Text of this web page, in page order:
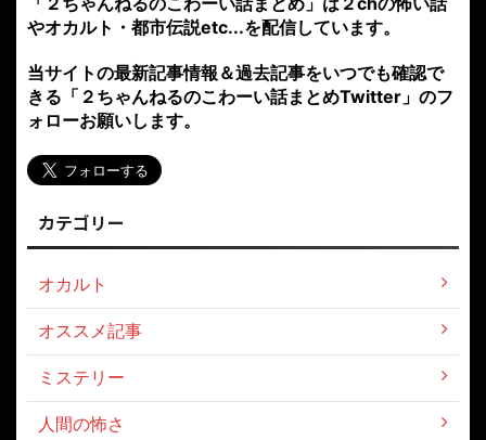
やオカルト・都市伝説etc...を配信しています。
当サイトの最新記事情報＆過去記事をいつでも確認で
きる「２ちゃんねるのこわーい話まとめTwitter」のフ
ォローお願いします。
カテゴリー
オカルト
オススメ記事
ミステリー
人間の怖さ